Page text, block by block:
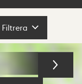
Filtrera